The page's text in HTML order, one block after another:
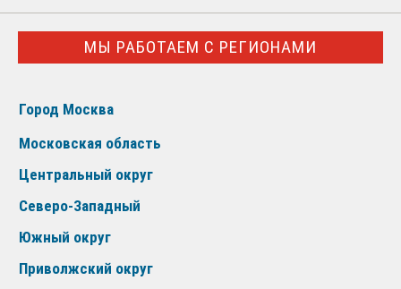
МЫ РАБОТАЕМ С РЕГИОНАМИ
Город Москва
Московская область
Центральный округ
Северо-Западный
Южный округ
Приволжский округ